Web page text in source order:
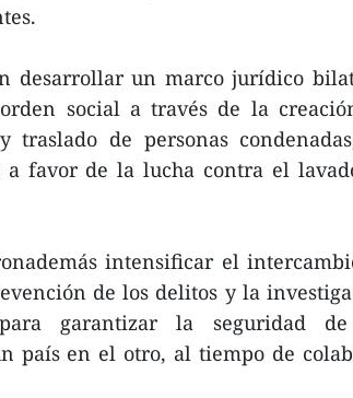
desarrollar un marco jurídico
social a través de la
traslado de personas
favor de la lucha contra el
intensificar el
de los delitos y la
para garantizar la seguridad
país en el otro, al tiempo de